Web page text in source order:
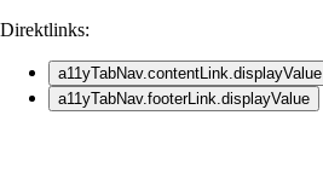
Direktlinks:
a11yTabNav.contentLink.displayValue
a11yTabNav.footerLink.displayValue